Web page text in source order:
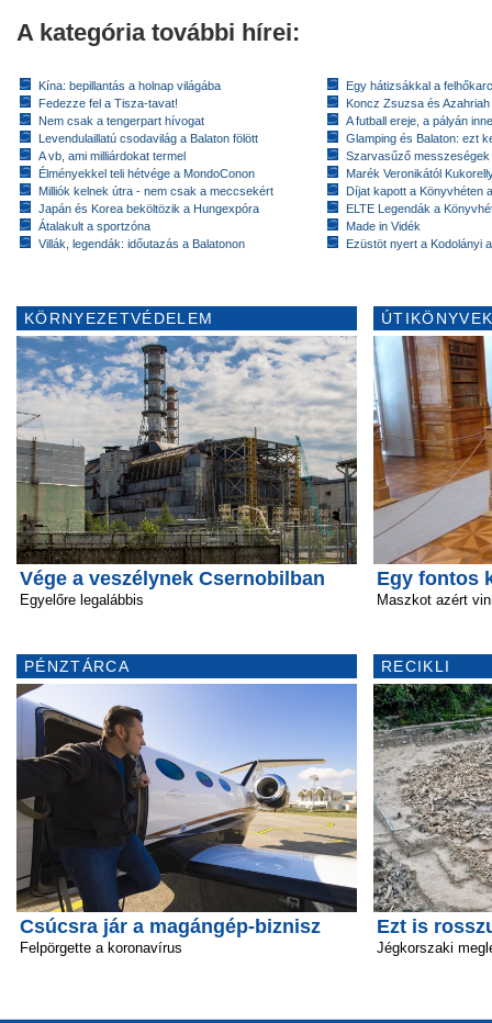
A kategória további hírei:
Kína: bepillantás a holnap világába
Fedezze fel a Tisza-tavat!
Nem csak a tengerpart hívogat
Levendulaillatú csodavilág a Balaton fölött
A vb, ami milliárdokat termel
Élményekkel teli hétvége a MondoConon
Milliók kelnek útra - nem csak a meccsekért
Japán és Korea beköltözik a Hungexpóra
Átalakult a sportzóna
Villák, legendák: időutazás a Balatonon
Egy hátizsákkal a
Koncz Zsuzsa és
A futball ereje, a pályán
Glamping és Balaton: ezt
Szarvasűző messzeségek
Marék Veronikától
Díjat kapott a Könyvhéten
ELTE Legendák a
Made in Vidék
Ezüstöt nyert a Kodolányi
KÖRNYEZETVÉDELEM
Vége a veszélynek Csernobilban
Egyelőre legalábbis
PÉNZTÁRCA
Csúcsra jár a magángép-biznisz
Felpörgette a koronavírus
Egy fontos
Maszkot azért
RECIKLI
Ezt is
Jégkorszaki